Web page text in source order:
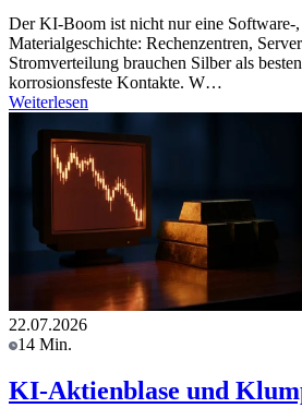
Der KI-Boom ist nicht nur eine Software-,
Materialgeschichte: Rechenzentren,
Stromverteilung brauchen Silber als
korrosionsfeste Kontakte. W…
Weiterlesen
22.07.2026
14 Min.
KI-Aktienblase und